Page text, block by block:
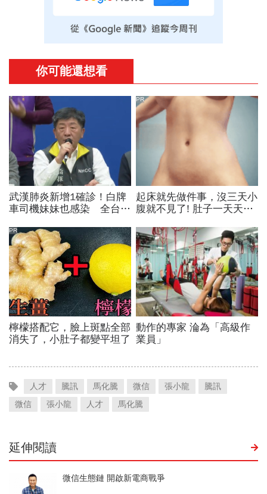
人才 騰訊 馬化騰 微信 張小龍
騰訊
微信
張小龍 人才 馬化騰
延伸閱讀
微信生態鏈 開啟新電商戰爭